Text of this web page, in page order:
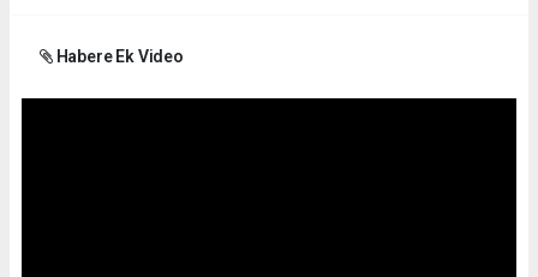
Habere Ek Video